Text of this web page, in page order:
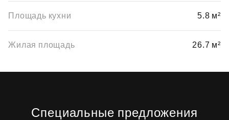
Площадь кухни 5.8 м²
Жилая площадь 26.7 м²
Специальные предложения